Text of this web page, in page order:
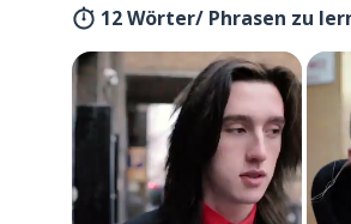
12 Wörter/ Phrasen zu